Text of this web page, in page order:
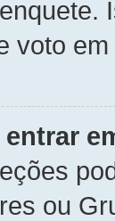
voto
ou